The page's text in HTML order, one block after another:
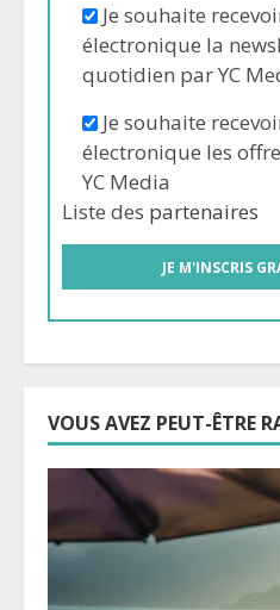
Je souhaite
électronique la
quotidien par YC
Je souhaite
électronique les
YC Media
Liste des partenaires
VOUS AVEZ PEUT-ÊTRE